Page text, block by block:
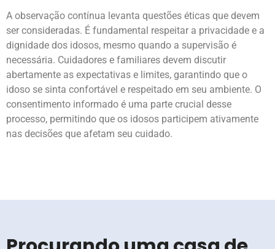
A observação contínua levanta questões éticas que devem
ser consideradas. É fundamental respeitar a privacidade e a
dignidade dos idosos, mesmo quando a supervisão é
necessária. Cuidadores e familiares devem discutir
abertamente as expectativas e limites, garantindo que o
idoso se sinta confortável e respeitado em seu ambiente. O
consentimento informado é uma parte crucial desse
processo, permitindo que os idosos participem ativamente
nas decisões que afetam seu cuidado.